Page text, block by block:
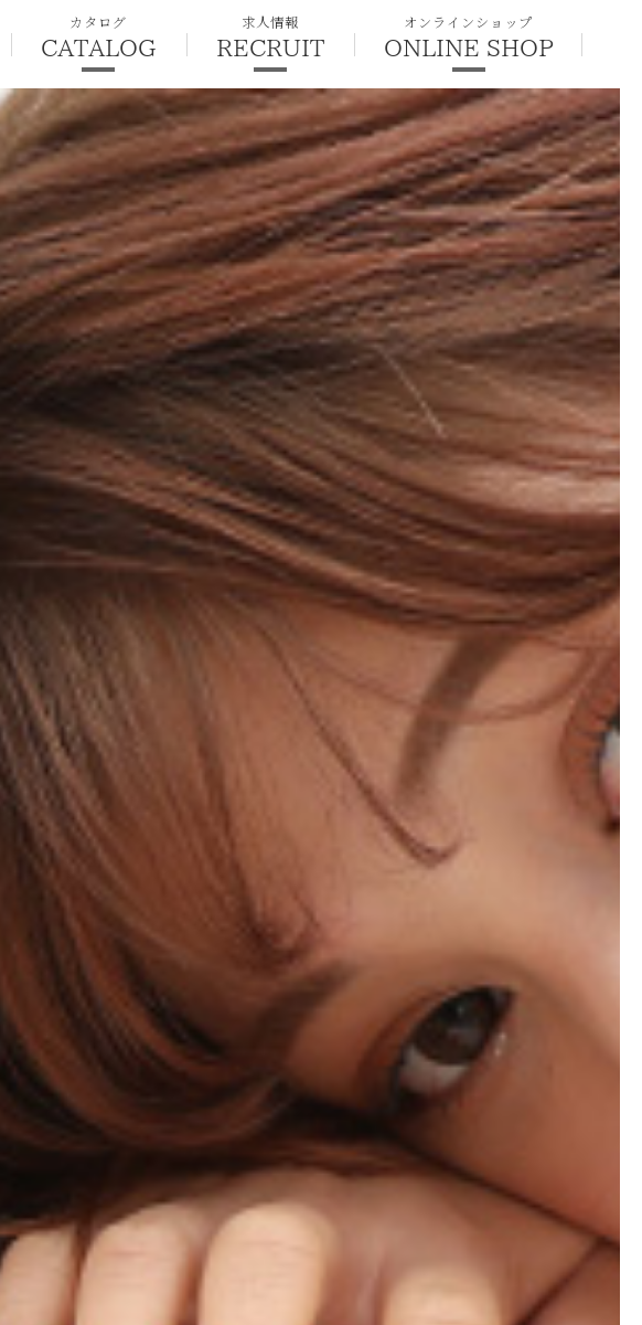
カタログ
CATALOG
求人情報
RECRUIT
オンラインショップ
ONLINE SHOP